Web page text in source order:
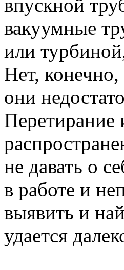
впускной
вакуумные
или
Нет,
они
Перетирание
не давать о
в работе и
выявить и
удается